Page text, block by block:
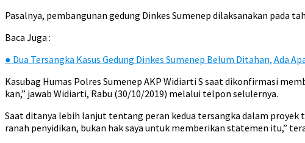
Pasalnya, pembangunan gedung Dinkes Sumenep dilaksanakan pada
Baca Juga :
● Dua Tersangka Kasus Gedung Dinkes Sumenep Belum Ditahan, Ada
Kasubag Humas Polres Sumenep AKP Widiarti S saat dikonfirmasi
kan,” jawab Widiarti, Rabu (30/10/2019) melalui telpon selulernya.
Saat ditanya lebih lanjut tentang peran kedua tersangka dalam
ranah penyidikan, bukan hak saya untuk memberikan statemen itu,”